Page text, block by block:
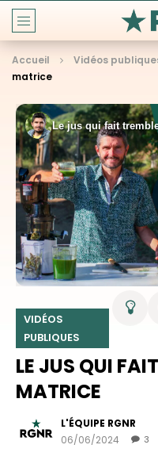
Accueil Vidéos
matrice
VIDÉOS
PUBLIQUES
LE JUS QUI
MATRICE
L'ÉQUIPE RGNR
06/06/2024
3